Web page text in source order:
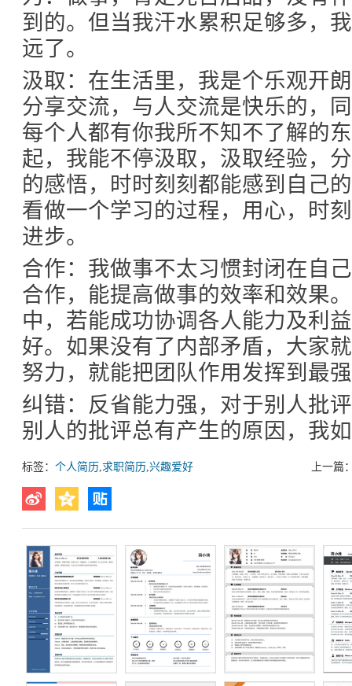
到的。但当我汗水累积足够多，
远了。
汲取：在生活里，我是个乐观开
分享交流，与人交流是快乐的，
每个人都有你我所不知不了解的
起，我能不停汲取，汲取经验，
的感悟，时时刻刻都能感到自己
看做一个学习的过程，用心，时
进步。
合作：我做事不太习惯封闭在自
合作，能提高做事的效率和效果
中，若能成功协调各人能力及利
好。如果没有了内部矛盾，大家
努力，就能把团队作用发挥到最
纠错：反省能力强，对于别人批
别人的批评总有产生的原因，我
标签： 个人简历,求职简历,兴趣爱好 上一篇